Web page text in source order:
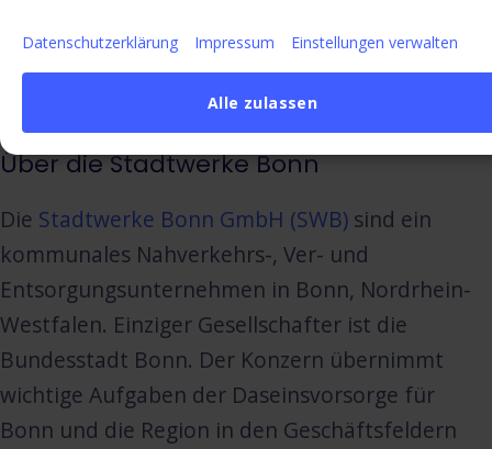
Datenschutzerklärung Impressum Einstellungen verwalten
Alle zulassen
fördert.
Über die Stadtwerke Bonn
Die Stadtwerke Bonn GmbH (SWB) sind ein
kommunales Nahverkehrs-, Ver- und
Entsorgungsunternehmen in Bonn, Nordrhein-
Westfalen. Einziger Gesellschafter ist die
Bundesstadt Bonn. Der Konzern übernimmt
wichtige Aufgaben der Daseinsvorsorge für
Bonn und die Region in den Geschäftsfeldern